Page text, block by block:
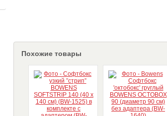
Похожие товары